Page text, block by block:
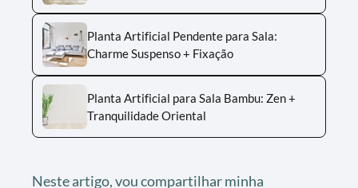
Planta Artificial Pendente para Sala:
Charme Suspenso + Fixação
Planta Artificial para Sala Bambu: Zen +
Tranquilidade Oriental
Neste artigo, vou compartilhar minha